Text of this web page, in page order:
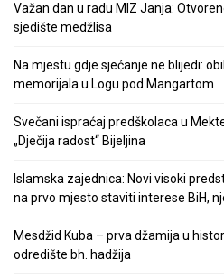
Važan dan u radu MIZ Janja:
sjedište medžlisa
Na mjestu gdje sjećanje ne blijedi:
memorijala u Logu pod Mangartom
Svečani ispraćaj predškolaca u
„Dječija radost“ Bijeljina
Islamska zajednica: Novi visoki
na prvo mjesto staviti interese BiH,
Mesdžid Kuba – prva džamija u
odredište bh. hadžija